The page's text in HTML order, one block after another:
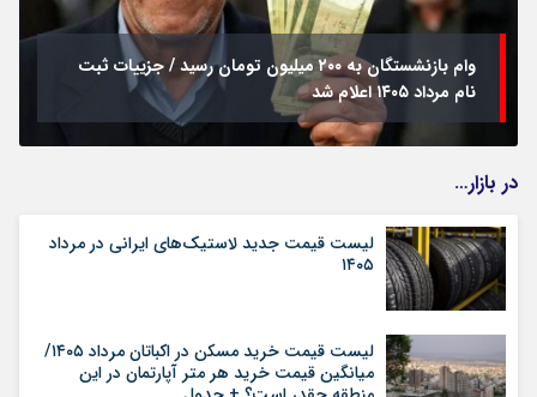
وام بازنشستگان به ۲۰۰ میلیون تومان رسید / جزییات ثبت
نام مرداد ۱۴۰۵ اعلام شد
در بازار…
لیست قیمت جدید لاستیک‌های ایرانی در مرداد
۱۴۰۵
لیست قیمت خرید مسکن در اکباتان مرداد ۱۴۰۵/
میانگین قیمت خرید هر متر آپارتمان در این